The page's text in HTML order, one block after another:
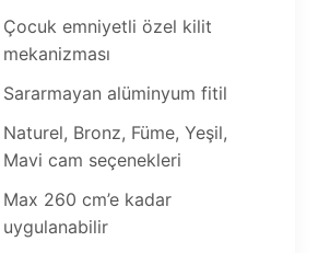
Çocuk emniyetli özel kilit
mekanizması
Sararmayan alüminyum fitil
Naturel, Bronz, Füme, Yeşil,
Mavi cam seçenekleri
Max 260 cm’e kadar
uygulanabilir